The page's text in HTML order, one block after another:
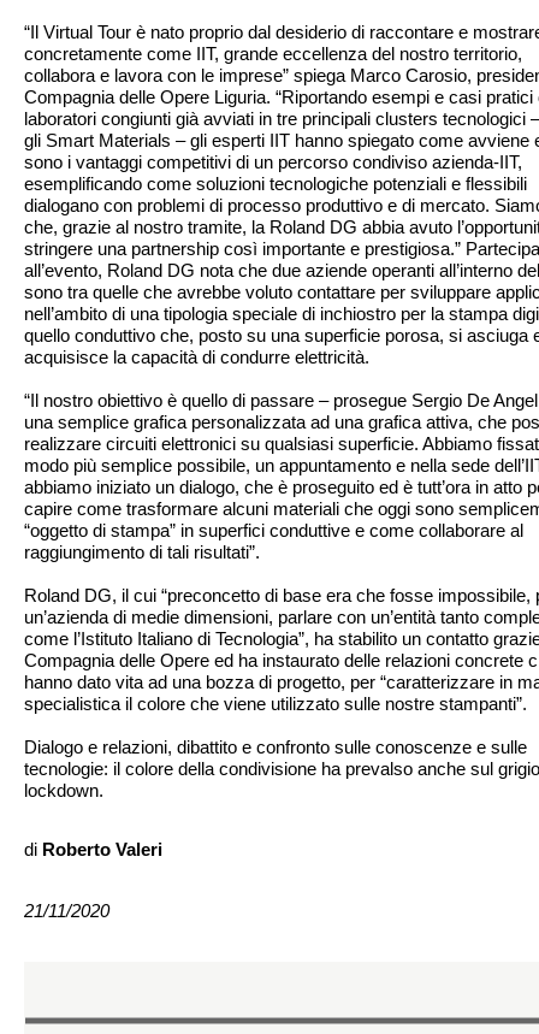
“Il Virtual Tour è nato proprio dal desiderio di raccontare e
concretamente come IIT, grande eccellenza del nostro territorio,
collabora e lavora con le imprese” spiega Marco Carosio,
Compagnia delle Opere Liguria. “Riportando esempi e casi pratici
laboratori congiunti già avviati in tre principali clusters tecnologici
gli Smart Materials – gli esperti IIT hanno spiegato come avviene
sono i vantaggi competitivi di un percorso condiviso azienda-IIT,
esemplificando come soluzioni tecnologiche potenziali e flessibili
dialogano con problemi di processo produttivo e di mercato.
che, grazie al nostro tramite, la Roland DG abbia avuto
stringere una partnership così importante e prestigiosa.”
all’evento, Roland DG nota che due aziende operanti all’interno
sono tra quelle che avrebbe voluto contattare per sviluppare
nell’ambito di una tipologia speciale di inchiostro per la stampa
quello conduttivo che, posto su una superficie porosa, si asciuga
acquisisce la capacità di condurre elettricità.
“Il nostro obiettivo è quello di passare – prosegue Sergio De
una semplice grafica personalizzata ad una grafica attiva, che
realizzare circuiti elettronici su qualsiasi superficie. Abbiamo
modo più semplice possibile, un appuntamento e nella sede
abbiamo iniziato un dialogo, che è proseguito ed è tutt’ora in atto
capire come trasformare alcuni materiali che oggi sono
“oggetto di stampa” in superfici conduttive e come collaborare al
raggiungimento di tali risultati”.
Roland DG, il cui “preconcetto di base era che fosse impossibile,
un’azienda di medie dimensioni, parlare con un’entità tanto
come l’Istituto Italiano di Tecnologia”, ha stabilito un contatto
Compagnia delle Opere ed ha instaurato delle relazioni concrete
hanno dato vita ad una bozza di progetto, per “caratterizzare in
specialistica il colore che viene utilizzato sulle nostre stampanti”.
Dialogo e relazioni, dibattito e confronto sulle conoscenze e sulle
tecnologie: il colore della condivisione ha prevalso anche sul
lockdown.
di Roberto Valeri
21/11/2020